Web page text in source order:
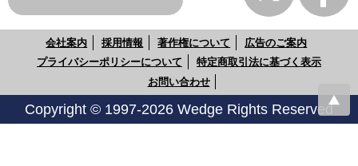
会社案内 採用情報 著作権について
広告のご案内
プライバシーポリシーについて
特定商取引法に基づく表示
お問い合わせ
Copyright © 1997-2026 Wedge Rights Reserved